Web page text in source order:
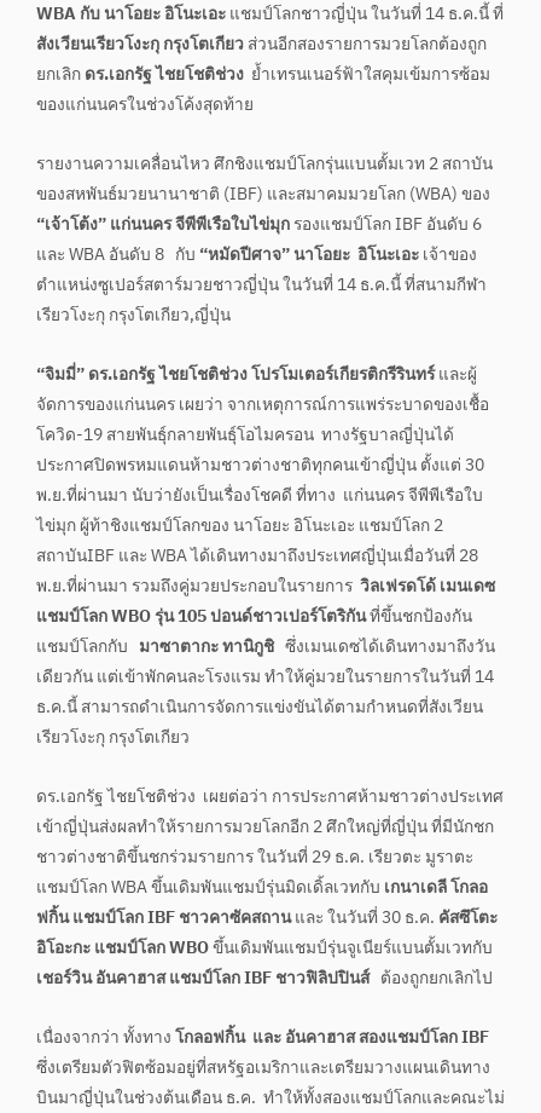
WBA กับ นาโอยะ อิโนะเอะแชมป์โลกชาวญี่ปุ่น ในวันที่ 14 ธ.ค.นี้ ที่
สังเวียนเรียวโงะกุ กรุงโตเกียวส่วนอีกสองรายการมวยโลกต้องถูก
ยกเลิกดร.เอกรัฐ ไชยโชติช่วง ย้ำเทรนเนอร์ฟ้าใสคุมเข้มการซ้อม
ของแก่นนครในช่วงโค้งสุดท้าย
รายงานความเคลื่อนไหว ศึกชิงแชมป์โลกรุ่นแบนตั้มเวท 2 สถาบัน
ของสหพันธ์มวยนานาชาติ (IBF) และสมาคมมวยโลก (WBA) ของ
“เจ้าโต้ง” แก่นนคร จีพีพีเรือใบไข่มุกรองแชมป์โลก IBF อันดับ 6
และ WBA อันดับ 8 กับ “หมัดปีศาจ” นาโอยะ อิโนะเอะเจ้าของ
ตำแหน่งซูเปอร์สตาร์มวยชาวญี่ปุ่น ในวันที่ 14 ธ.ค.นี้ ที่สนามกีฬา
เรียวโงะกุ กรุงโตเกียว,ญี่ปุ่น
“จิมมี่” ดร.เอกรัฐ ไชยโชติช่วง โปรโมเตอร์เกียรติกรีรินทร์และผู้
จัดการของแก่นนคร เผยว่า จากเหตุการณ์การแพร่ระบาดของเชื้อ
โควิด-19 สายพันธุ์กลายพันธุ์โอไมครอน ทางรัฐบาลญี่ปุ่นได้
ประกาศปิดพรหมแดนห้ามชาวต่างชาติทุกคนเข้าญี่ปุ่น ตั้งแต่ 30
พ.ย.ที่ผ่านมา นับว่ายังเป็นเรื่องโชคดี ที่ทาง แก่นนคร จีพีพีเรือใบ
ไข่มุก ผู้ท้าชิงแชมป์โลกของ นาโอยะ อิโนะเอะ แชมป์โลก 2
สถาบันIBF และ WBA ได้เดินทางมาถึงประเทศญี่ปุ่นเมื่อวันที่ 28
พ.ย.ที่ผ่านมา รวมถึงคู่มวยประกอบในรายการ วิลเฟรดโด้ เมนเดซ
แชมป์โลก WBO รุ่น 105 ปอนด์ชาวเปอร์โตริกันที่ขึ้นชกป้องกัน
แชมป์โลกกับ มาซาตากะ ทานิกูชิ ซึ่งเมนเดซได้เดินทางมาถึงวัน
เดียวกัน แต่เข้าพักคนละโรงแรม ทำให้คู่มวยในรายการในวันที่ 14
ธ.ค.นี้ สามารถดำเนินการจัดการแข่งขันได้ตามกำหนดที่สังเวียน
เรียวโงะกุ กรุงโตเกียว
ดร.เอกรัฐ ไชยโชติช่วง เผยต่อว่า การประกาศห้ามชาวต่างประเทศ
เข้าญี่ปุ่นส่งผลทำให้รายการมวยโลกอีก 2 ศึกใหญ่ที่ญี่ปุ่น ที่มีนักชก
ชาวต่างชาติขึ้นชกร่วมรายการ ในวันที่ 29 ธ.ค. เรียวตะ มูราตะ
แชมป์โลก WBA ขึ้นเดิมพันแชมป์รุ่นมิดเดิ้ลเวทกับ เกนาเดลี โกลอ
ฟกิ้น แชมป์โลก IBF ชาวคาซัคสถานและ ในวันที่ 30 ธ.ค. คัสซึโตะ
อิโอะกะ แชมป์โลก WBOขึ้นเดิมพันแชมป์รุ่นจูเนียร์แบนตั้มเวทกับ
เชอร์วิน อันคาฮาส แชมป์โลก IBF ชาวฟิลิปปินส์ ต้องถูกยกเลิกไป
เนื่องจากว่า ทั้งทางโกลอฟกิ้น และ อันคาฮาส สองแชมป์โลก IBF
ซึ่งเตรียมตัวฟิตซ้อมอยู่ที่สหรัฐอเมริกาและเตรียมวางแผนเดินทาง
บินมาญี่ปุ่นในช่วงต้นเดือน ธ.ค. ทำให้ทั้งสองแชมป์โลกและคณะไม่